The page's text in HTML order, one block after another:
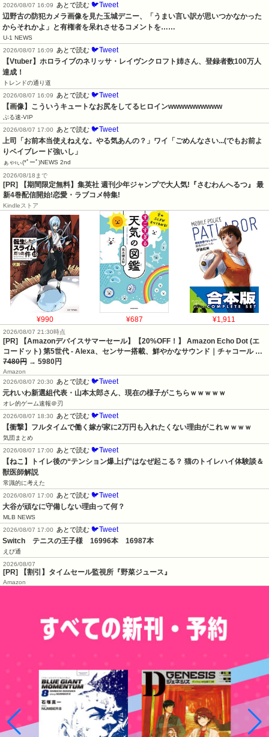
2026/08/07 16:09 あとで読む 🐦Tweet
辺野古の防犯カメラ画像を見た玉城デニー、「うまい言い訳が思いつかなかった
からそれかよ」と有権者を呆れさせるコメントを……
U-1 NEWS
2026/08/07 16:09
あとで読む 🐦Tweet
【Vtuber】ホロライブのネリッサ・レイヴンクロフト姉さん、登録者数100万人
達成！
トレンドの通り道
2026/08/07 16:09
あとで読む 🐦Tweet
【画像】こういうキュートなお尻をしてるヒロインwwwwwwwwww
ぶる速-VIP
2026/08/07 17:00
あとで読む 🐦Tweet
上司「お前本当使えねえな。やる気あんの？」ワイ「ごめんなさい...(でもお前よ
りベイブレード強いし」
ぁゃιぃ(*ﾟーﾟ)NEWS 2nd
2026/08/18まで
[PR] 【期間限定無料】集英社 週刊少年ジャンプで大人気!『さむわんへるつ』 最
新4巻配信開始!恋愛・ラブコメ特集!
Kindleストア
¥990 ¥687 ¥1,911
2026/08/07 21:30時点
[PR] 【Amazonデバイスサマーセール】【20%OFF！】 Amazon Echo Dot (エ
コードット) 第5世代 - Alexa、センサー搭載、鮮やかなサウンド｜チャコール …
7480円 → 5980円
Amazon
2026/08/07 20:30
あとで読む 🐦Tweet
元れいわ新選組代表・山本太郎さん、現在の様子がこちらｗｗｗｗｗ
オレ的ゲーム速報＠刃
2026/08/07 18:30
あとで読む 🐦Tweet
【衝撃】フルタイムで働く嫁が家に2万円も入れたくない理由がこれｗｗｗｗ
気団まとめ
2026/08/07 17:00
あとで読む 🐦Tweet
【ねこ】トイレ後の“テンション爆上げ”はなぜ起こる？ 猫のトイレハイ体験談＆
獣医師解説
常識的に考えた
2026/08/07 17:00
あとで読む 🐦Tweet
大谷が頑なに守備しない理由って何？
MLB NEWS
2026/08/07 17:00
あとで読む 🐦Tweet
Switch　テニスの王子様　16996本　16987本
えび通
2026/08/07
[PR] 【割引】タイムセール監視所『野菜ジュース』
Amazon